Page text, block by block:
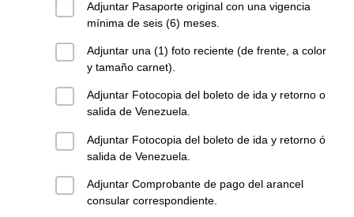
Adjuntar Pasaporte original con una vigencia
mínima de seis (6) meses.
Adjuntar una (1) foto reciente (de frente, a color
y tamaño carnet).
Adjuntar Fotocopia del boleto de ida y retorno o
salida de Venezuela.
Adjuntar Fotocopia del boleto de ida y retorno ó
salida de Venezuela.
Adjuntar Comprobante de pago del arancel
consular correspondiente.